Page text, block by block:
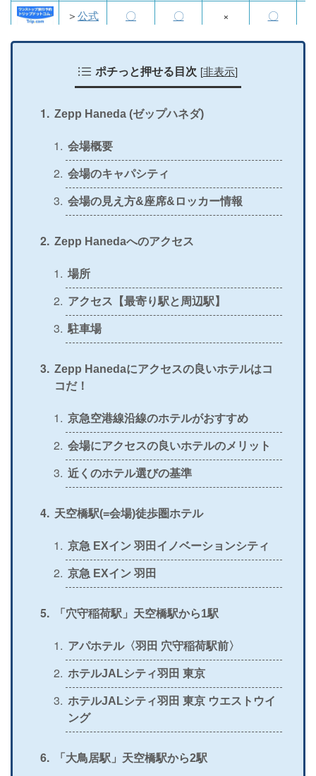
＞公式 〇 〇 × 〇
＞公式 〇 〇 × 〇
公式 〇 × ×
＞公式 〇 〇 〇
〇
＞公式 〇 × ×
×
＞公式 △ 〇 〇
×
＞公式 〇 ×
＞公式
＞公式 〇 〇
＞公式
公式 × 〇 ×
＞ 公式
＞公式 〇 〇 ×
＞公式 × 〇 ×
＞公式 〇 ×
ポチっと押せる目次 [非表示]
Zepp Haneda (ゼップハネダ)
会場概要
会場のキャパシティ
会場の見え方&座席&ロッカー情報
Zepp Hanedaへのアクセス
場所
アクセス【最寄り駅と周辺駅】
駐車場
Zepp Hanedaにアクセスの良いホテルはコ
コだ！
京急空港線沿線のホテルがおすすめ
会場にアクセスの良いホテルのメリット
近くのホテル選びの基準
天空橋駅(=会場)徒歩圏ホテル
京急 EXイン 羽田イノベーションシティ
京急 EXイン 羽田
「穴守稲荷駅」天空橋駅から1駅
アパホテル〈羽田 穴守稲荷駅前〉
ホテルJALシティ羽田 東京
ホテルJALシティ羽田 東京 ウエストウイ
ング
「大鳥居駅」天空橋駅から2駅